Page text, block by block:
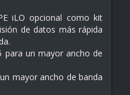
iLO opcional como kit
de datos más rápida
para un mayor ancho de
mayor ancho de banda